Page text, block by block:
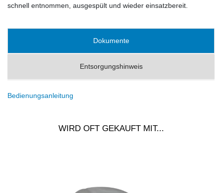
schnell entnommen, ausgespült und wieder einsatzbereit.
Dokumente
Entsorgungshinweis
Bedienungsanleitung
WIRD OFT GEKAUFT MIT...